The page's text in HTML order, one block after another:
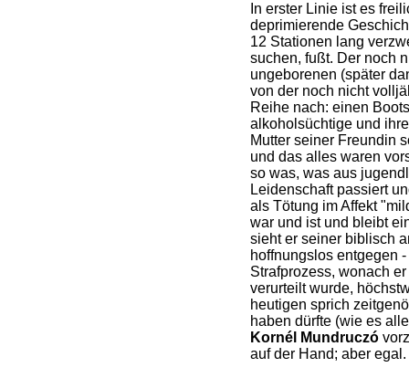
In erster Linie ist es
deprimierende
12 Stationen lang
suchen, fußt. Der noch
ungeborenen (später
von der noch nicht
Reihe nach: einen
alkoholsüchtige und
Mutter seiner Freundin
und das alles waren
so was, was aus
Leidenschaft passiert
als Tötung im Affekt
war und ist und bleibt
sieht er seiner biblisch
hoffnungslos entgegen
Strafprozess, wonach
verurteilt wurde,
heutigen sprich
haben dürfte (wie es
Kornél Mundruczó
auf der Hand; aber egal.